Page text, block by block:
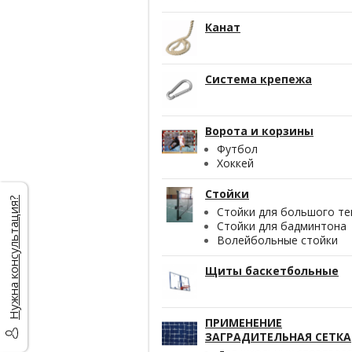
Канат
Система крепежа
Ворота и корзины
Футбол
Хоккей
Стойки
Стойки для большого
Стойки для бадминтона
Волейбольные стойки
Щиты баскетбольные
ПРИМЕНЕНИЕ
ЗАГРАДИТЕЛЬНАЯ СЕТКА
Нужна консультация?